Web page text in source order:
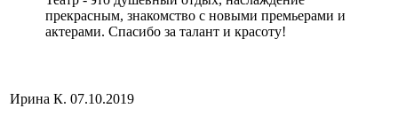
прекрасным, знакомство с новыми премьерами и
актерами. Спасибо за талант и красоту!
Ирина К. 07.10.2019